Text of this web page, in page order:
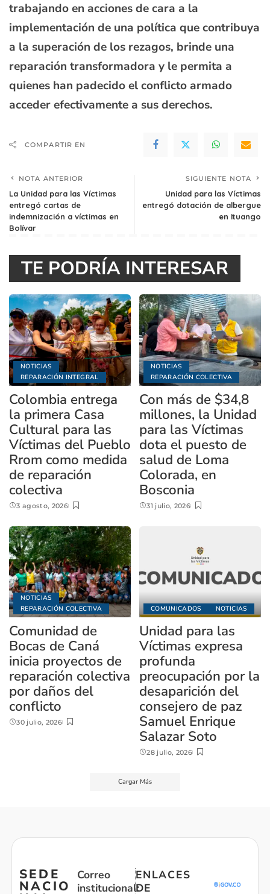
trabajando en acciones de cara a la
implementación de una política que contribuya
a la superación de los rezagos, brinde una
reparación transformadora y le permita a
quienes han padecido el conflicto armado
acceder efectivamente a sus derechos.
COMPARTIR EN
NOTA ANTERIOR
La Unidad para las Víctimas
entregó cartas de
indemnización a víctimas en
Bolívar
SIGUIENTE NOTA
Unidad para las Víctimas
entregó dotación de albergue
en Ituango
TE PODRÍA INTERESAR
NOTICIAS
REPARACIÓN INTEGRAL
Colombia entrega
la primera Casa
Cultural para las
Víctimas del Pueblo
Rrom como medida
de reparación
colectiva
3 agosto, 2026
NOTICIAS
REPARACIÓN COLECTIVA
Con más de $34,8
millones, la Unidad
para las Víctimas
dota el puesto de
salud de Loma
Colorada, en
Bosconia
31 julio, 2026
NOTICIAS
REPARACIÓN COLECTIVA
Comunidad de
Bocas de Caná
inicia proyectos de
reparación colectiva
por daños del
conflicto
30 julio, 2026
COMUNICADOS NOTICIAS
Unidad para las
Víctimas expresa
profunda
preocupación por la
desaparición del
consejero de paz
Samuel Enrique
Salazar Soto
28 julio, 2026
Cargar Más
SEDE
NACIO
Correo
institucional:
ENLACES
DE